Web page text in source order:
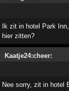
Ik zit in hotel Park
hier zitten?
Kaatje24:cheer:
Nee sorry, zit in hotel